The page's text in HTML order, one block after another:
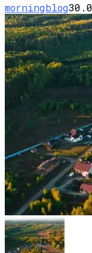
morningblog